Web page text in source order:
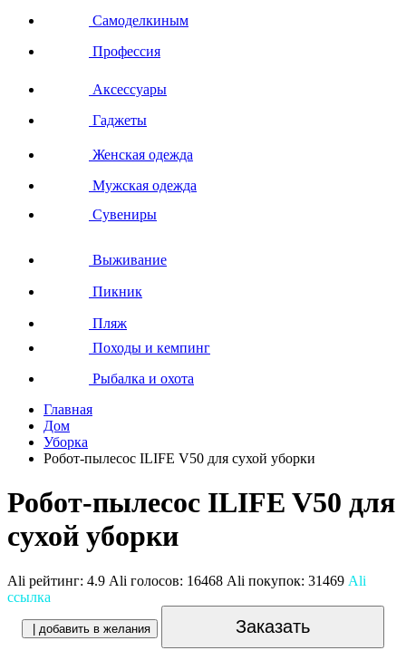
Самоделкиным
Профессия
Аксессуары
Гаджеты
Женская одежда
Мужская одежда
Сувениры
Выживание
Пикник
Пляж
Походы и кемпинг
Рыбалка и охота
Главная
Дом
Уборка
Робот-пылесос ILIFE V50 для сухой уборки
Робот-пылесос ILIFE V50 для
сухой уборки
Ali рейтинг: 4.9 Ali голосов: 16468 Ali покупок: 31469 Ali
ссылка
| добавить в желания Заказать